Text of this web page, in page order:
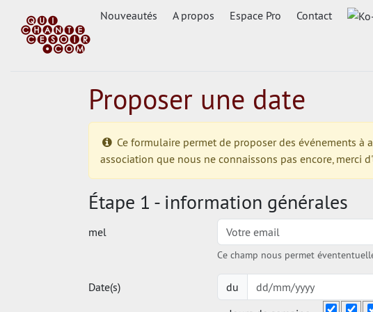
Nouveautés A propos Espace Pro Contact
Proposer une date
Ce formulaire permet de proposer des événements
association que nous ne connaissons pas encore, merci
Étape 1 - information générales
mel
Ce champ nous permet
Date(s) du